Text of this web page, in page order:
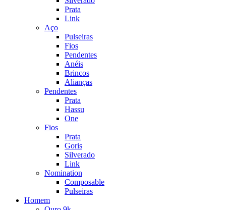
Prata
Link
Aço
Pulseiras
Fios
Pendentes
Anéis
Brincos
Alianças
Pendentes
Prata
Hassu
One
Fios
Prata
Goris
Silverado
Link
Nomination
Composable
Pulseiras
Homem